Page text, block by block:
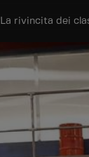
La rivincita dei